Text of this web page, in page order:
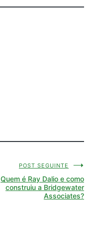
POST SEGUINTE
Quem é Ray Dalio e como
construiu a Bridgewater
Associates?